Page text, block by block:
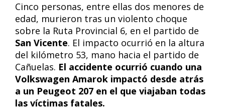
Cinco personas, entre ellas dos menores de
edad, murieron tras un violento choque
sobre la Ruta Provincial 6, en el partido de
San Vicente. El impacto ocurrió en la altura
del kilómetro 53, mano hacia el partido de
Cañuelas. El accidente ocurrió cuando una
Volkswagen Amarok impactó desde atrás
a un Peugeot 207 en el que viajaban todas
las víctimas fatales.